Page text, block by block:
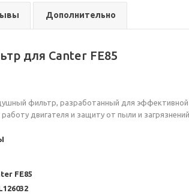
Дополнительно
для Canter FE85
фильтр, разработанный для эффективной
двигателя и защиту от пыли и
FE85